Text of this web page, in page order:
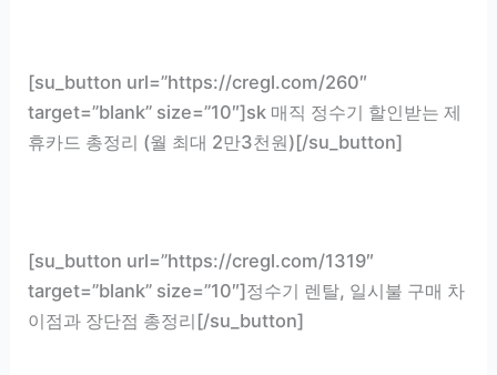
[su_button url=”https://cregl.com/260″
target=”blank” size=”10″]sk 매직 정수기 할인받는 제
휴카드 총정리 (월 최대 2만3천원)[/su_button]
[su_button url=”https://cregl.com/1319″
target=”blank” size=”10″]정수기 렌탈, 일시불 구매 차
이점과 장단점 총정리[/su_button]